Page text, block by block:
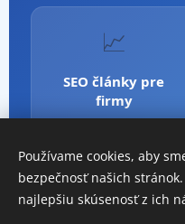
📈
SEO články pre
firmy
Používame cookies, aby
bezpečnosť našich
najlepšiu skúsenosť z ich